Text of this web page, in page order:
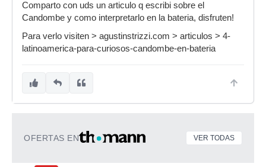
Comparto con uds un articulo q escribi sobre el
Candombe y como interpretarlo en la bateria, disfruten!
Para verlo visiten > agustinstrizzi.com > articulos > 4-
latinoamerica-para-curiosos-candombe-en-bateria
OFERTAS EN VER TODAS